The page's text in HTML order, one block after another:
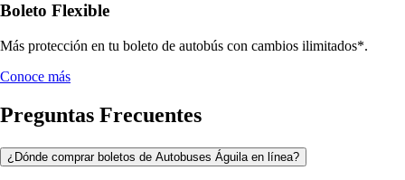
Boleto Flexible
Más protección en tu boleto de autobús con cambios ilimitados*.
Conoce más
Preguntas Frecuentes
¿Dónde comprar boletos de Autobuses Águila en línea?